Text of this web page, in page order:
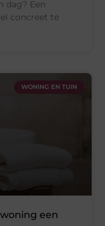
dag? Een
concreet te
WONING EN TUIN
een